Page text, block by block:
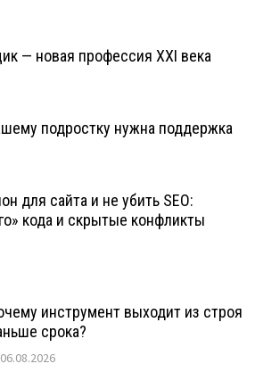
— новая профессия XXI века
подростку нужна поддержка
для сайта и не убить SEO:
кода и скрытые конфликты
инструмент выходит из строя
срока?
06.08.2026